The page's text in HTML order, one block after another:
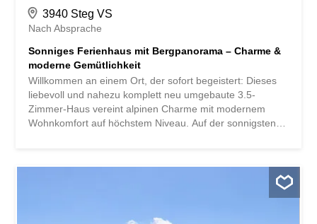
3940 Steg VS
Nach Absprache
Sonniges Ferienhaus mit Bergpanorama – Charme &
moderne Gemütlichkeit
Willkommen an einem Ort, der sofort begeistert: Dieses
liebevoll und nahezu komplett neu umgebaute 3.5-
Zimmer-Haus vereint alpinen Charme mit modernem
Wohnkomfort auf höchstem Niveau. Auf der sonnigsten
ein echtes Juwel für Sonnenliebhaber und
behagliches Wohngefühl. Die stilvolle Einrichtung aus